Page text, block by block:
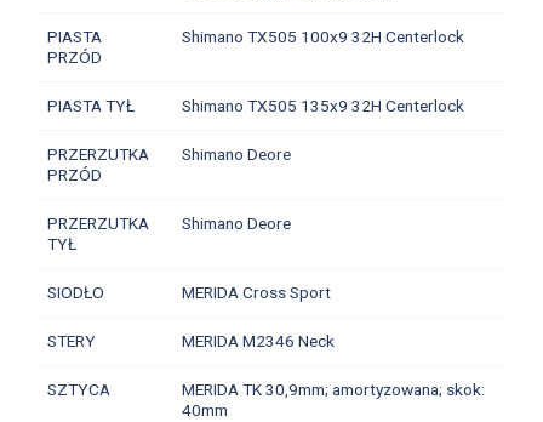
PIASTA
PRZÓD
Shimano TX505 100x9 32H Centerlock
PIASTA TYŁ Shimano TX505 135x9 32H Centerlock
PRZERZUTKA
PRZÓD
Shimano Deore
PRZERZUTKA
TYŁ
Shimano Deore
SIODŁO MERIDA Cross Sport
STERY MERIDA M2346 Neck
SZTYCA
MERIDA TK 30,9mm; amortyzowana; skok:
40mm